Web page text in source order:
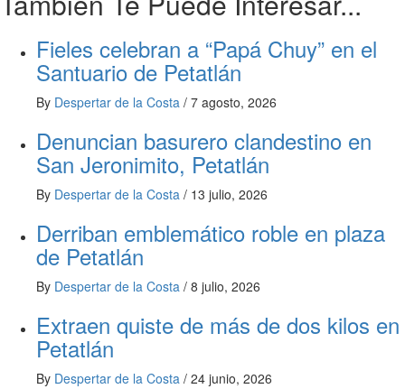
Fieles celebran a “Papá Chuy” en el
Santuario de Petatlán
By Despertar de la Costa / 7 agosto, 2026
Denuncian basurero clandestino en
San Jeronimito, Petatlán
By Despertar de la Costa / 13 julio, 2026
Derriban emblemático roble en plaza
de Petatlán
By Despertar de la Costa / 8 julio, 2026
Extraen quiste de más de dos kilos en
Petatlán
By Despertar de la Costa / 24 junio, 2026